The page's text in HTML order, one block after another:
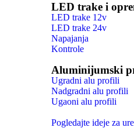
LED trake i
LED trake 12v
LED trake 24v
Napajanja
Kontrole
Aluminijumski
Ugradni alu profili
Nadgradni alu profili
Ugaoni alu profili
Pogledajte ideje za